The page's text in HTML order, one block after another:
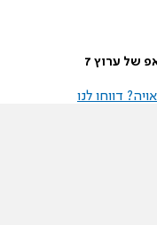
של ערוץ 7
דווחו לנו